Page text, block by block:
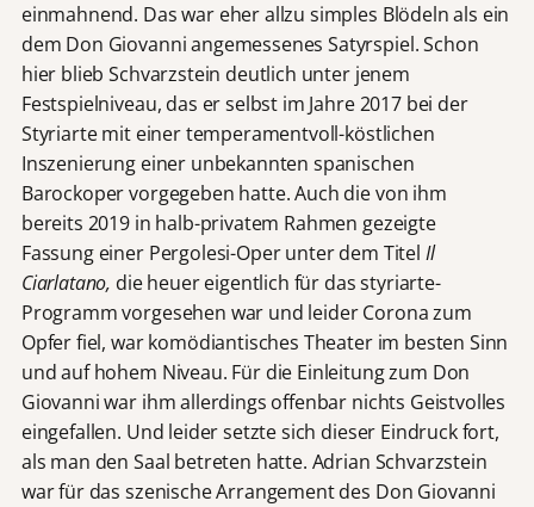
einmahnend. Das war eher allzu simples Blödeln als ein
dem Don Giovanni angemessenes Satyrspiel. Schon
hier blieb Schvarzstein deutlich unter jenem
Festspielniveau, das er selbst im Jahre 2017 bei der
Styriarte mit einer temperamentvoll-köstlichen
Inszenierung einer unbekannten spanischen
Barockoper vorgegeben hatte. Auch die von ihm
bereits 2019 in halb-privatem Rahmen gezeigte
Fassung einer Pergolesi-Oper unter dem Titel Il
Ciarlatano, die heuer eigentlich für das styriarte-
Programm vorgesehen war und leider Corona zum
Opfer fiel, war komödiantisches Theater im besten Sinn
und auf hohem Niveau. Für die Einleitung zum Don
Giovanni war ihm allerdings offenbar nichts Geistvolles
eingefallen. Und leider setzte sich dieser Eindruck fort,
als man den Saal betreten hatte. Adrian Schvarzstein
war für das szenische Arrangement des Don Giovanni